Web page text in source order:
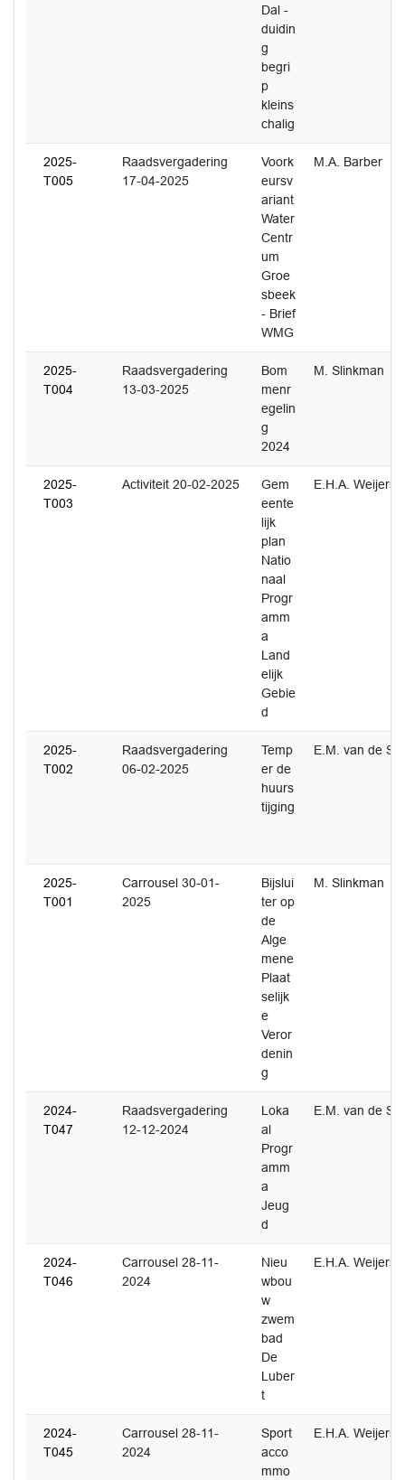
Dal -
duidin
g
begri
p
kleins
chalig
2025-
T005
Raadsvergadering
17-04-2025
Voork
eursv
ariant
Water
Centr
um
Groe
sbeek
- Brief
WMG
M.A. Barber
2025-
T004
Raadsvergadering
13-03-2025
Bom
menr
egelin
g
2024
M. Slinkman
2025-
T003
Activiteit 20-02-2025
Gem
eente
lijk
plan
Natio
naal
Progr
amm
a
Land
elijk
Gebie
d
E.H.A. Weijers
2025-
T002
Raadsvergadering
06-02-2025
Temp
er de
huurs
tijging
E.M. van de
2025-
T001
Carrousel 30-01-
2025
Bijslui
ter op
de
Alge
mene
Plaat
selijk
e
Veror
denin
g
M. Slinkman
2024-
T047
Raadsvergadering
12-12-2024
Loka
al
Progr
amm
a
Jeug
d
E.M. van de
2024-
T046
Carrousel 28-11-
2024
Nieu
wbou
w
zwem
bad
De
Luber
t
E.H.A. Weijers
2024-
T045
Carrousel 28-11-
2024
Sport
acco
mmo
E.H.A. Weijers